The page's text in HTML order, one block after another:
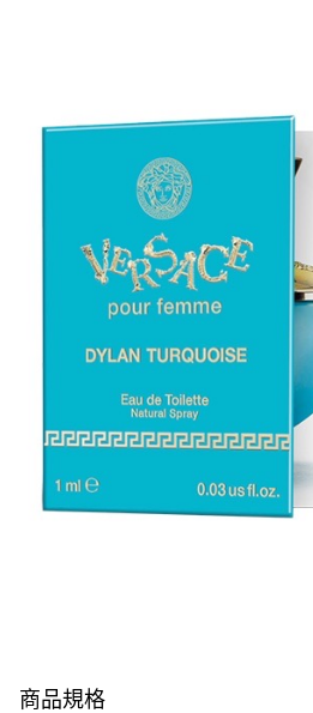
商品規格